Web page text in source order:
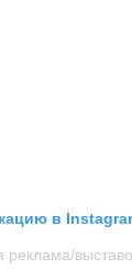
в